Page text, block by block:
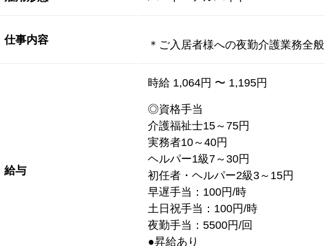
仕事内容 ＊ご入居者様への夜勤介護業務全般
給与
時給 1,064円 〜 1,195円
◎資格手当
介護福祉士15～75円
実務者10～40円
ヘルパー1級7～30円
初任者・ヘルパー2級3～15円
早遅手当：100円/時
土日祝手当：100円/時
夜勤手当：5500円/回
●昇給あり